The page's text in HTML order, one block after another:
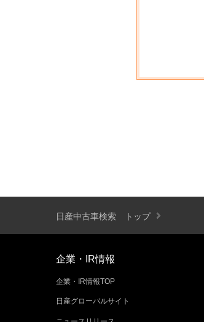
日産中古車検索 トップ
企業・IR情報
企業・IR情報TOP
日産グローバルサイト